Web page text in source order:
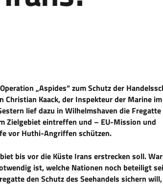
„Aspides“ zum Schutz der
Christian Kaack, der Inspekteur der Marine im
lief dazu in Wilhelmshaven die Fregatte
Zielgebiet eintreffen und – EU-Mission und
vor Huthi-Angriffen schützen.
bis vor die Küste Irans erstrecken soll.
ist, welche Nationen noch beteiligt
den Schutz des Seehandels sichern